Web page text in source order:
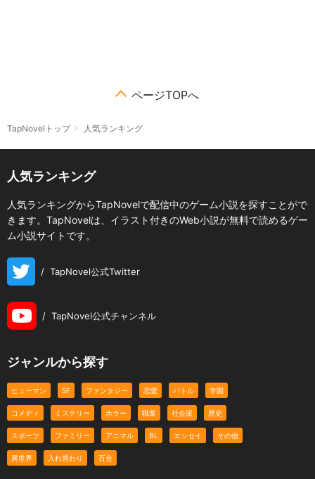
ページTOPへ
TapNovelトップ 人気ランキング
人気ランキング
人気ランキングからTapNovelで配信中のゲーム小説を探すことがで
きます。TapNovelは、イラスト付きのWeb小説が無料で読めるゲー
ム小説サイトです。
/ TapNovel公式Twitter
/ TapNovel公式チャンネル
ジャンルから探す
ヒューマン SF ファンタジー 恋愛 バトル 学園
コメディ ミステリー ホラー 職業 社会派 歴史
スポーツ ファミリー アニマル BL エッセイ その他
異世界 入れ替わり 百合